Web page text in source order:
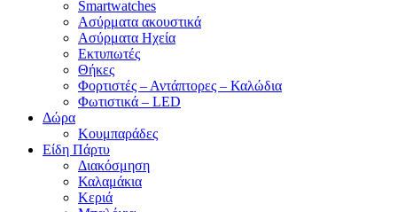
Smartwatches
Ασύρματα ακουστικά
Ασύρματα Ηχεία
Εκτυπωτές
Θήκες
Φορτιστές – Αντάπτορες – Καλώδια
Φωτιστικά – LED
Δώρα
Κουμπαράδες
Είδη Πάρτυ
Διακόσμηση
Καλαμάκια
Κεριά